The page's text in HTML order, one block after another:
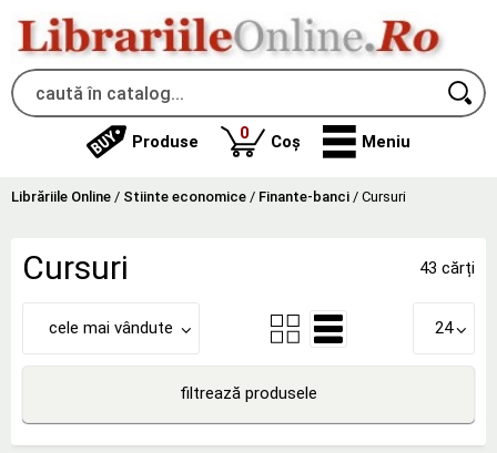
Produse 0produse
Coș Meniu
Librăriile Online / Stiinte economice / Finante-banci / Cursuri
Cursuri 43 cărți
cele mai vândute 24
filtrează produsele